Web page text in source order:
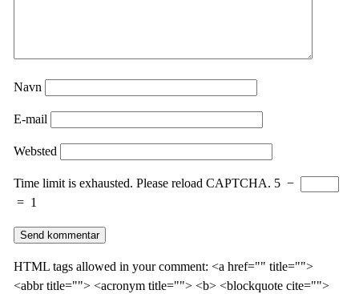
Navn
E-mail
Websted
Time limit is exhausted. Please reload CAPTCHA. 5 −
= 1
HTML tags allowed in your comment: <a href="" title="">
<abbr title=""> <acronym title=""> <b> <blockquote cite="">